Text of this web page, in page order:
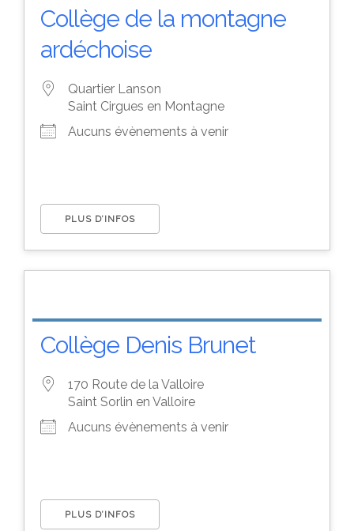
Collège de la montagne
ardéchoise
Quartier Lanson
Saint Cirgues en Montagne
Aucuns évènements à venir
PLUS D’INFOS
Collège Denis Brunet
170 Route de la Valloire
Saint Sorlin en Valloire
Aucuns évènements à venir
PLUS D’INFOS